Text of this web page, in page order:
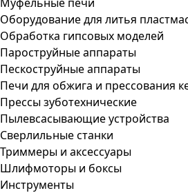
Оборудование для литья
Обработка гипсовых моделей
Пароструйные аппараты
Пескоструйные аппараты
Печи для обжига и прессования
Прессы зуботехнические
Пылевсасывающие устройства
Сверлильные станки
Триммеры и аксессуары
Шлифмоторы и боксы
Инструменты